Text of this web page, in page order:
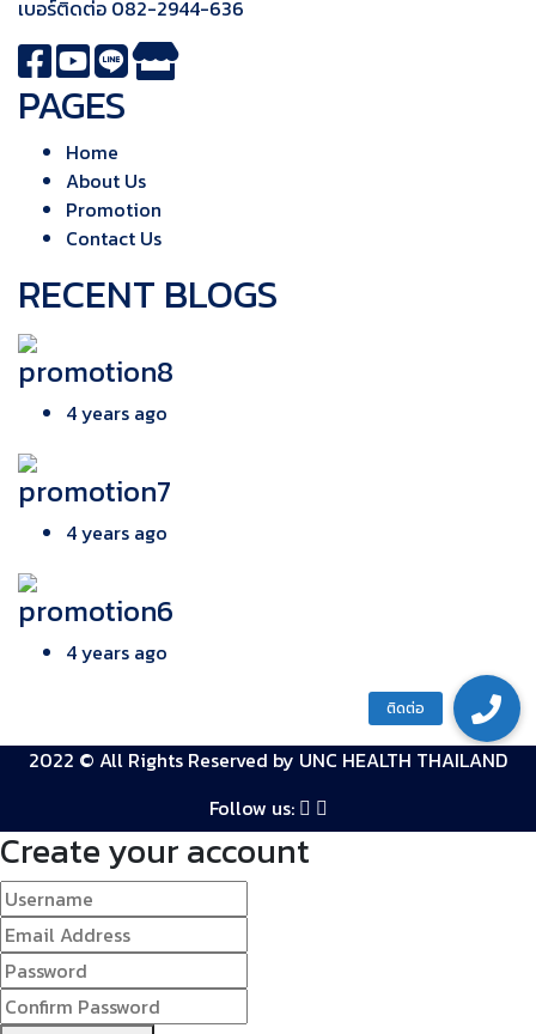
เบอร์ติดต่อ 082-2944-636
PAGES
Home
About Us
Promotion
Contact Us
RECENT BLOGS
promotion8
4 years ago
promotion7
4 years ago
promotion6
4 years ago
2022 © All Rights Reserved by UNC HEALTH THAILAND
Follow us:
Create your account